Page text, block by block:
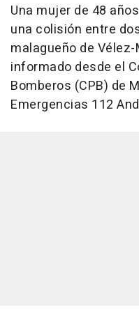
Una mujer de 48
una colisión entre
malagueño de
informado desde el
Bomberos (CPB) de
Emergencias 112